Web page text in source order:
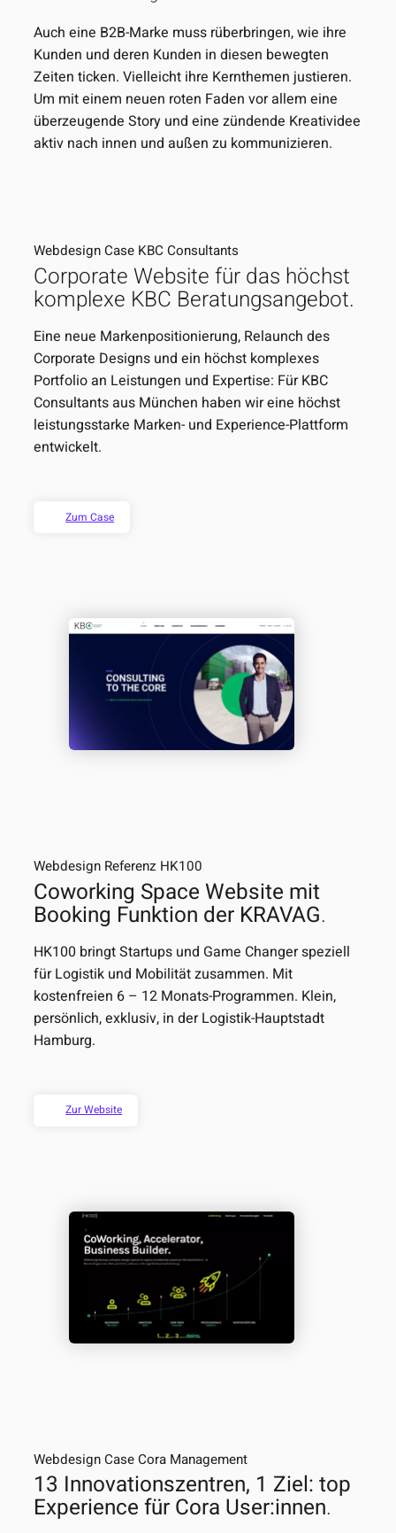
Auch eine B2B-Marke muss rüberbringen, wie ihre
Kunden und deren Kunden in diesen bewegten
Zeiten ticken. Vielleicht ihre Kernthemen justieren.
Um mit einem neuen roten Faden vor allem eine
überzeugende Story und eine zündende Kreatividee
aktiv nach innen und außen zu kommunizieren.
Webdesign Case KBC Consultants
Corporate Website für das höchst
komplexe KBC Beratungsangebot.
Eine neue Markenpositionierung, Relaunch des
Corporate Designs und ein höchst komplexes
Portfolio an Leistungen und Expertise: Für KBC
Consultants aus München haben wir eine höchst
leistungsstarke Marken- und Experience-Plattform
entwickelt.
Zum Case
Webdesign Referenz HK100
Coworking Space Website mit
Booking Funktion der KRAVAG.
HK100 bringt Startups und Game Changer speziell
für Logistik und Mobilität zusammen. Mit
kostenfreien 6 – 12 Monats-Programmen. Klein,
persönlich, exklusiv, in der Logistik-Hauptstadt
Hamburg.
Zur Website
Webdesign CaseCora Management
13 Innovations­­­­­­zentren, 1 Ziel: top
Experience für Cora User:innen.